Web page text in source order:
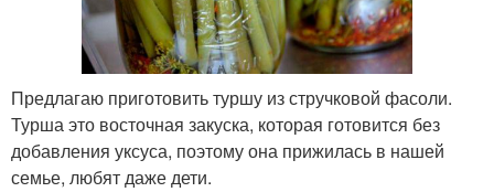
Предлагаю приготовить туршу из стручковой фасоли.
Турша это восточная закуска, которая готовится без
добавления уксуса, поэтому она прижилась в нашей
семье, любят даже дети.